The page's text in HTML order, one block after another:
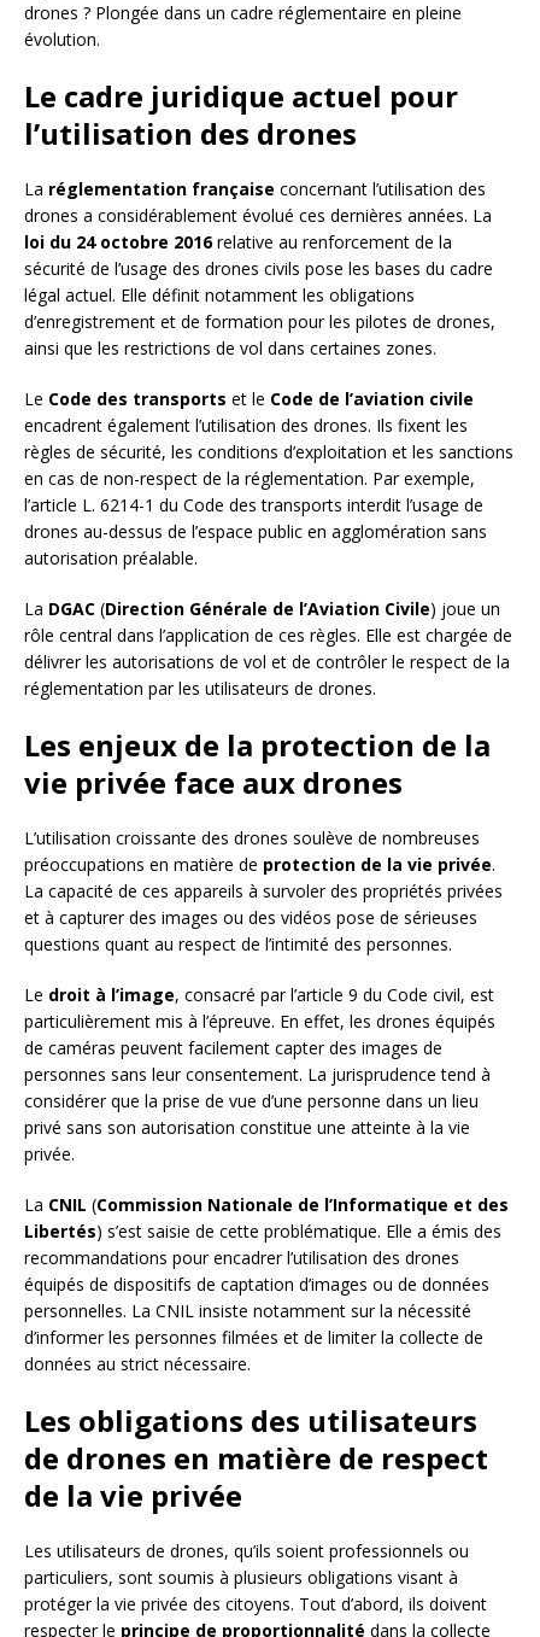
drones ? Plongée dans un cadre réglementaire en pleine
évolution.
Le cadre juridique actuel pour
l’utilisation des drones
La réglementation française concernant l’utilisation des
drones a considérablement évolué ces dernières années. La
loi du 24 octobre 2016relative au renforcement de la
sécurité de l’usage des drones civils pose les bases du cadre
légal actuel. Elle définit notamment les obligations
d’enregistrement et de formation pour les pilotes de drones,
ainsi que les restrictions de vol dans certaines zones.
Le Code des transports et le Code de l’aviation civile
encadrent également l’utilisation des drones. Ils fixent les
règles de sécurité, les conditions d’exploitation et les sanctions
en cas de non-respect de la réglementation. Par exemple,
l’article L. 6214-1 du Code des transports interdit l’usage de
drones au-dessus de l’espace public en agglomération sans
autorisation préalable.
La DGAC (Direction Générale de l’Aviation Civile) joue un
rôle central dans l’application de ces règles. Elle est chargée de
délivrer les autorisations de vol et de contrôler le respect de la
réglementation par les utilisateurs de drones.
Les enjeux de la protection de la
vie privée face aux drones
L’utilisation croissante des drones soulève de nombreuses
préoccupations en matière de protection de la vie privée.
La capacité de ces appareils à survoler des propriétés privées
et à capturer des images ou des vidéos pose de sérieuses
questions quant au respect de l’intimité des personnes.
Le droit à l’image, consacré par l’article 9 du Code civil, est
particulièrement mis à l’épreuve. En effet, les drones équipés
de caméras peuvent facilement capter des images de
personnes sans leur consentement. La jurisprudence tend à
considérer que la prise de vue d’une personne dans un lieu
privé sans son autorisation constitue une atteinte à la vie
privée.
La CNIL (Commission Nationale de l’Informatique et des
Libertés) s’est saisie de cette problématique. Elle a émis des
recommandations pour encadrer l’utilisation des drones
équipés de dispositifs de captation d’images ou de données
personnelles. La CNIL insiste notamment sur la nécessité
d’informer les personnes filmées et de limiter la collecte de
données au strict nécessaire.
Les obligations des utilisateurs
de drones en matière de respect
de la vie privée
Les utilisateurs de drones, qu’ils soient professionnels ou
particuliers, sont soumis à plusieurs obligations visant à
protéger la vie privée des citoyens. Tout d’abord, ils doivent
respecter le principe de proportionnalité dans la collecte